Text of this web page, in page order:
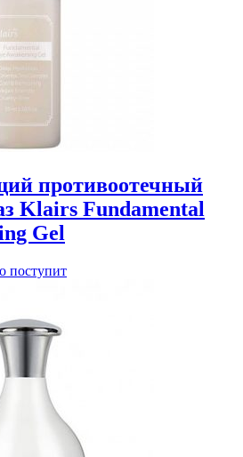
противоотечный
Klairs Fundamental
Gel
поступит